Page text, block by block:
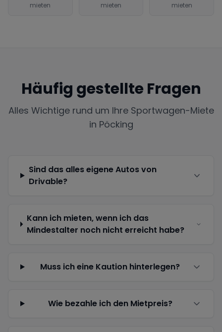
mieten mieten mieten
Häufig gestellte Fragen
Alles Wichtige rund um Ihre Sportwagen-Miete
in Pöcking
Sind das alles eigene Autos von
Drivable?
Kann ich mieten, wenn ich das
Mindestalter noch nicht erreicht habe?
Muss ich eine Kaution hinterlegen?
Wie bezahle ich den Mietpreis?